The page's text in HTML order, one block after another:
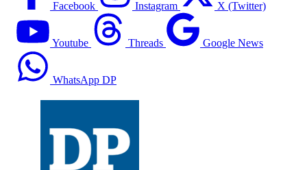
Facebook Instagram X (Twitter)
Youtube Threads Google News
WhatsApp DP